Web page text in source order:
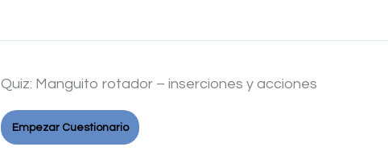
Quiz: Manguito rotador – inserciones y acciones